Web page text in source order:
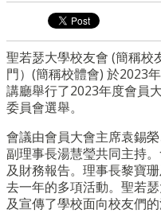
聖若瑟大學校友會 (簡稱校
門）(簡稱校體會) 於2023
講廳舉行了2023年度會員
委員會選舉。
會議由會員大會主席袁錫
副理事長湯慧瑩共同主持
及財務報告。理事長黎寶
去一年的多項活動。聖若
及宣傳了學校面向校友們的